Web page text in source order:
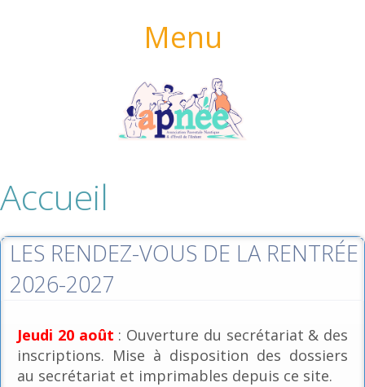
Menu
Accueil
LES RENDEZ-VOUS DE LA RENTRÉE
2026-2027
Jeudi 20 août : Ouverture du secrétariat & des
inscriptions. Mise à disposition des dossiers
au secrétariat et imprimables depuis ce site.